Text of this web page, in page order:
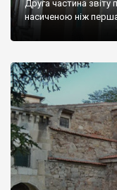
Друга частина
насиченою ніж